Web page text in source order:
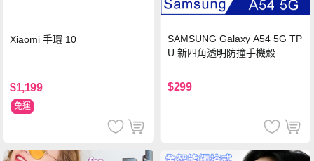
Xiaomi 手環 10
$1,199
免運
SAMSUNG Galaxy A54 5G TP
U 新四角透明防撞手機殼
$299